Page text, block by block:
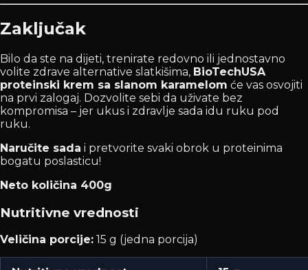
Zaključak
Bilo da ste na dijeti, trenirate redovno ili jednostavno
volite zdrave alternative slatkišima, BioTechUSA
proteinski krem sa slanom karamelom će vas osvojiti
na prvi zalogaj. Dozvolite sebi da uživate bez
kompromisa – jer ukus i zdravlje sada idu ruku pod
ruku.
Naručite sada i pretvorite svaki obrok u proteinima
bogatu poslasticu!
Neto količina 400g
Nutritivne vrednosti
Veličina porcije: 15 g (jedna porcija)